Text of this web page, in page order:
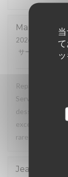
Martine
2026-07-30
-
サービス
Repas du jour
Service à
dessert.
excellent, à
rare de nos
Jean Marc